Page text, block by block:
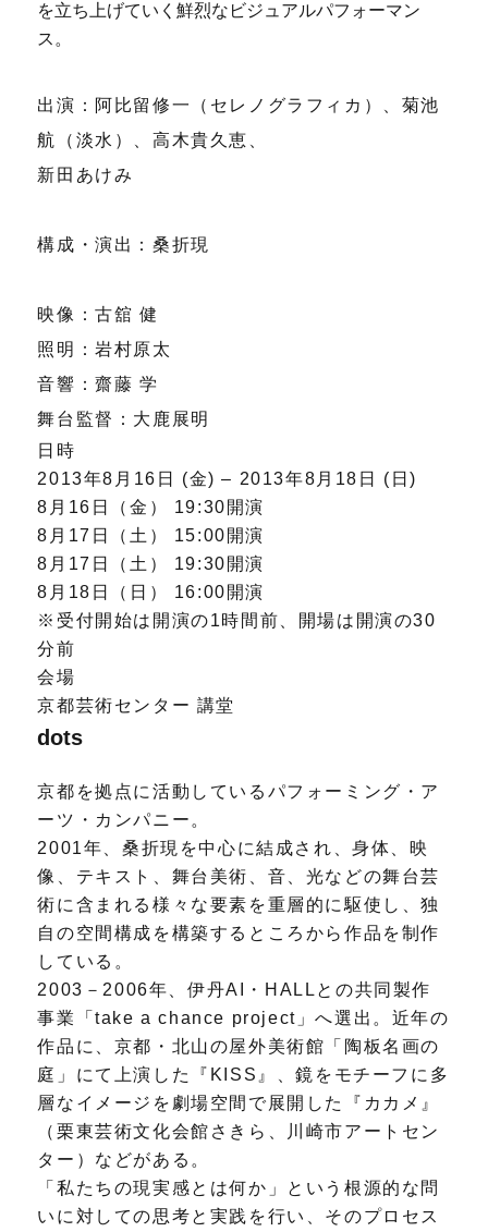
を立ち上げていく鮮烈なビジュアルパフォーマン
ス。
出演：阿比留修一（セレノグラフィカ）、菊池
航（淡水）、高木貴久恵、
新田あけみ
構成・演出：桑折現
映像：古舘 健
照明：岩村原太
音響：齋藤 学
舞台監督：大鹿展明
日時
2013年8月16日 (金) – 2013年8月18日 (日)
8月16日（金） 19:30開演
8月17日（土） 15:00開演
8月17日（土） 19:30開演
8月18日（日） 16:00開演
※受付開始は開演の1時間前、開場は開演の30
分前
会場
京都芸術センター 講堂
dots
京都を拠点に活動しているパフォーミング・ア
ーツ・カンパニー。
2001年、桑折現を中心に結成され、身体、映
像、テキスト、舞台美術、音、光などの舞台芸
術に含まれる様々な要素を重層的に駆使し、独
自の空間構成を構築するところから作品を制作
している。
2003－2006年、伊丹AI・HALLとの共同製作
事業「take a chance project」へ選出。近年の
作品に、京都・北山の屋外美術館「陶板名画の
庭」にて上演した『KISS』、鏡をモチーフに多
層なイメージを劇場空間で展開した『カカメ』
（栗東芸術文化会館さきら、川崎市アートセン
ター）などがある。
「私たちの現実感とは何か」という根源的な問
いに対しての思考と実践を行い、そのプロセス